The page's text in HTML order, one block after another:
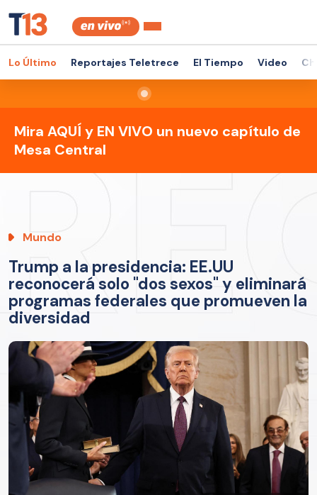
Lo Último Reportajes Teletrece El Tiempo Video
Mira AQUÍ y EN VIVO un nuevo capítulo de
Mesa Central
Mundo
Trump a la presidencia: EE.UU
reconocerá solo "dos sexos" y eliminará
programas federales que promueven la
diversidad